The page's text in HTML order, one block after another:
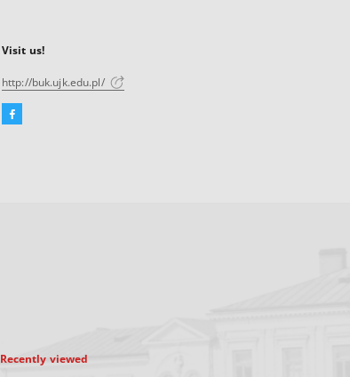
Visit us!
http://buk.ujk.edu.pl/
Facebook
Recently viewed